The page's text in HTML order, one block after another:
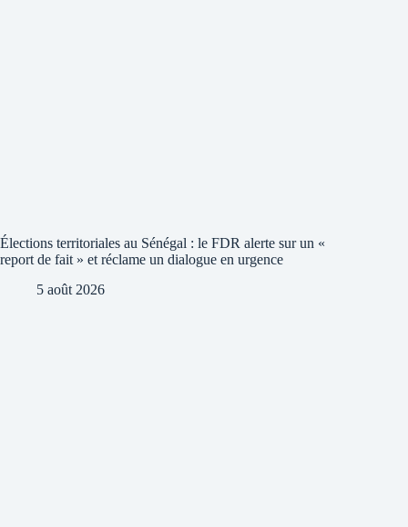
Élections territoriales au Sénégal : le FDR alerte sur un «
report de fait » et réclame un dialogue en urgence
5 août 2026